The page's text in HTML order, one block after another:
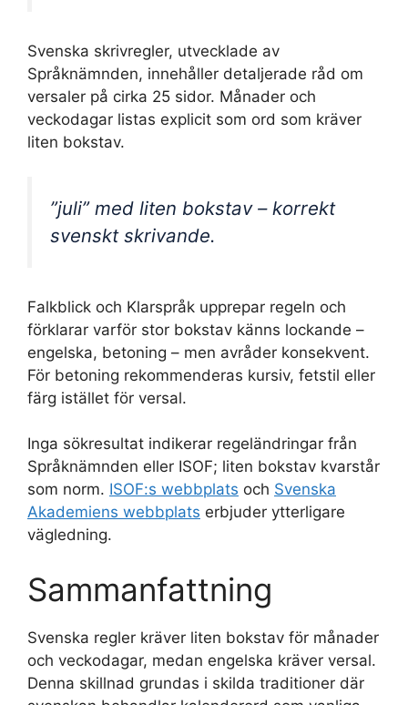
Svenska skrivregler, utvecklade av
Språknämnden, innehåller detaljerade råd om
versaler på cirka 25 sidor. Månader och
veckodagar listas explicit som ord som kräver
liten bokstav.
”juli” med liten bokstav – korrekt
svenskt skrivande.
Falkblick och Klarspråk upprepar regeln och
förklarar varför stor bokstav känns lockande –
engelska, betoning – men avråder konsekvent.
För betoning rekommenderas kursiv, fetstil eller
färg istället för versal.
Inga sökresultat indikerar regeländringar från
Språknämnden eller ISOF; liten bokstav kvarstår
som norm. ISOF:s webbplats och Svenska
Akademiens webbplats erbjuder ytterligare
vägledning.
Sammanfattning
Svenska regler kräver liten bokstav för månader
och veckodagar, medan engelska kräver versal.
Denna skillnad grundas i skilda traditioner där